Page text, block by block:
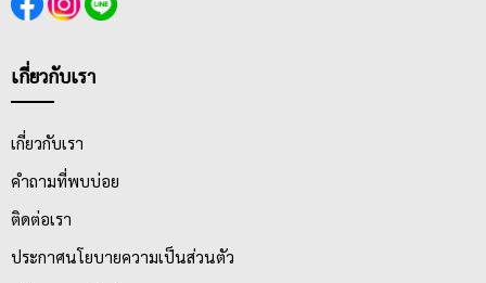
เกี่ยวกับเรา
เกี่ยวกับเรา
คำถามที่พบบ่อย
ติดต่อเรา
ประกาศนโยบายความเป็นส่วนตัว